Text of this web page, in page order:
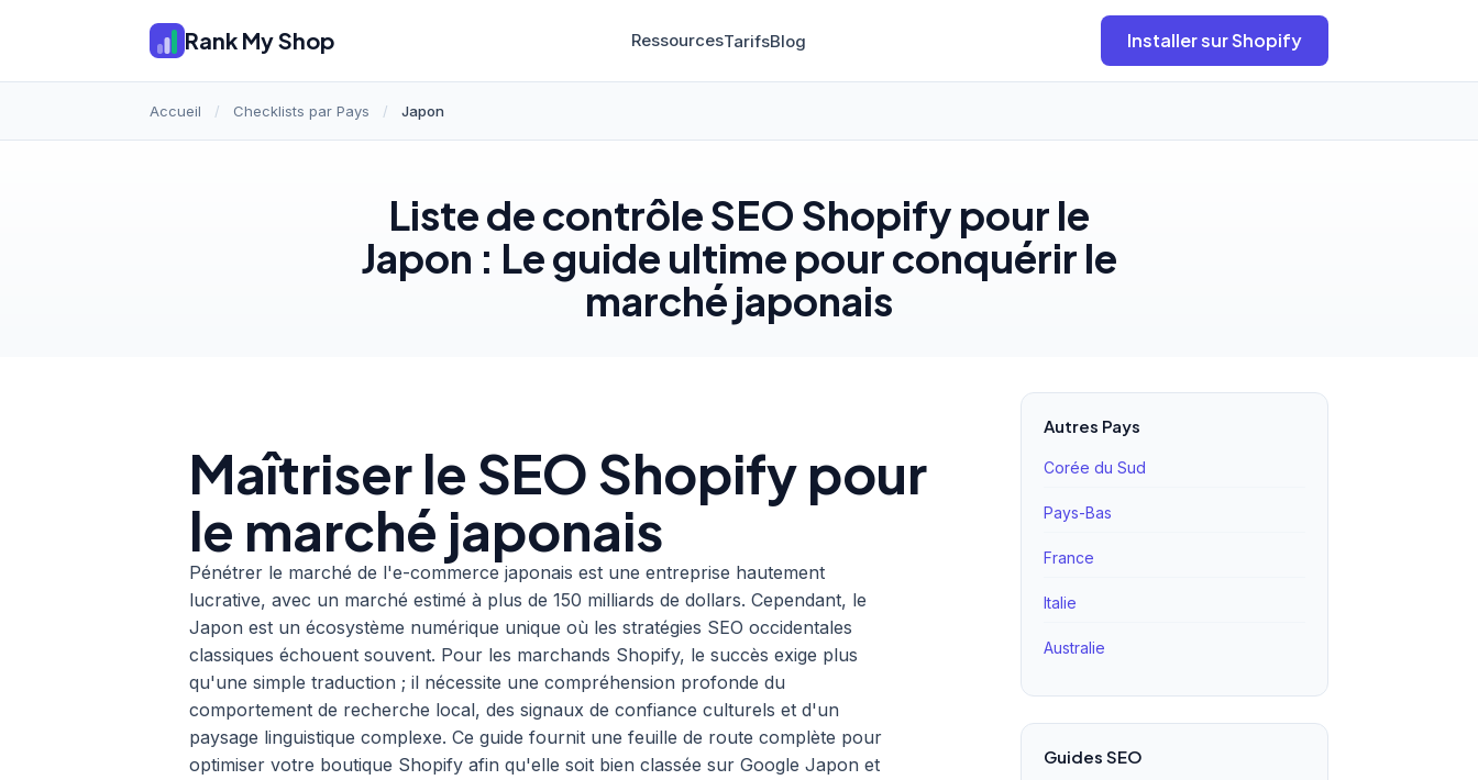
Rank My Shop RessourcesTarifsBlog Installer sur Shopify
Accueil / Checklists par Pays / Japon
Liste de contrôle SEO Shopify pour le
Japon : Le guide ultime pour conquérir le
marché japonais
Maîtriser le SEO Shopify pour
le marché japonais
Pénétrer le marché de l'e-commerce japonais est une entreprise hautement
lucrative, avec un marché estimé à plus de 150 milliards de dollars. Cependant, le
Japon est un écosystème numérique unique où les stratégies SEO occidentales
classiques échouent souvent. Pour les marchands Shopify, le succès exige plus
qu'une simple traduction ; il nécessite une compréhension profonde du
comportement de recherche local, des signaux de confiance culturels et d'un
paysage linguistique complexe. Ce guide fournit une feuille de route complète pour
optimiser votre boutique Shopify afin qu'elle soit bien classée sur Google Japon et
Autres Pays
Corée du Sud
Pays-Bas
France
Italie
Australie
Guides SEO